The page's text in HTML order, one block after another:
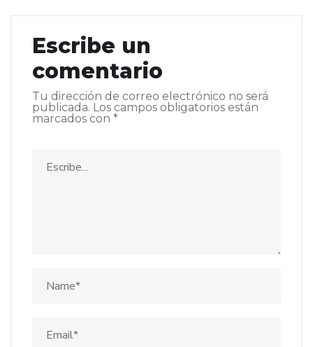
Escribe un
comentario
Tu dirección de correo electrónico no será
publicada. Los campos obligatorios están
marcados con *